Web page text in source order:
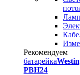
Рекомендуем
батарейка
PBH24